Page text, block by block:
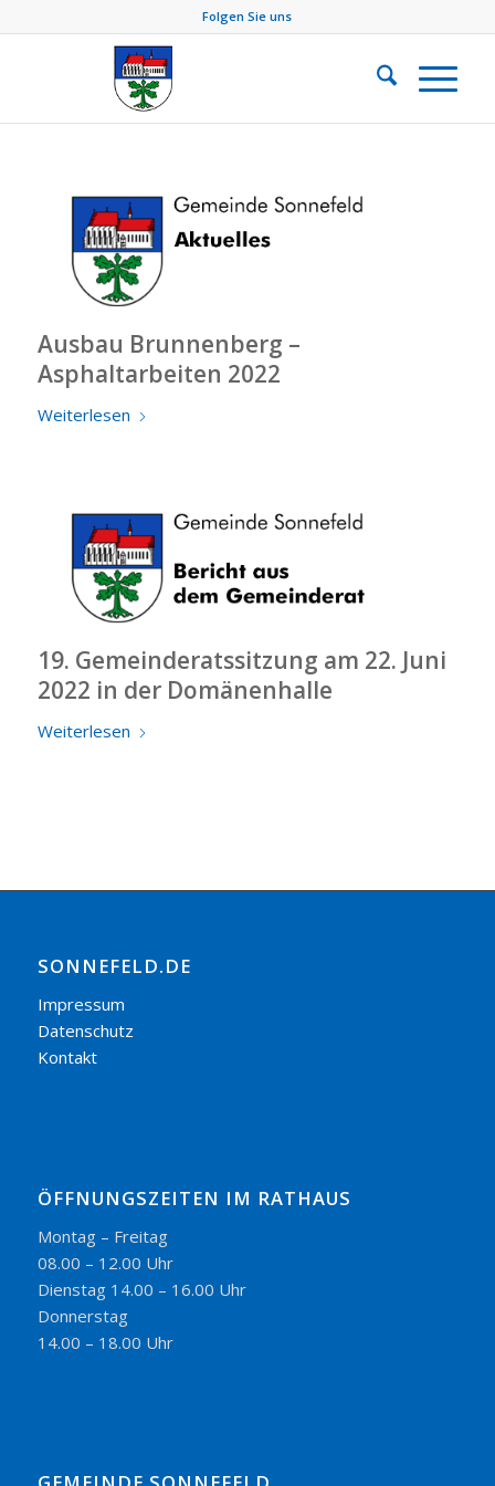
Folgen Sie uns
Ausbau Brunnenberg –
Asphaltarbeiten 2022
Weiterlesen
19. Gemeinderatssitzung am 22. Juni
2022 in der Domänenhalle
Weiterlesen
SONNEFELD.DE
Impressum
Datenschutz
Kontakt
ÖFFNUNGSZEITEN IM RATHAUS
Montag – Freitag
08.00 – 12.00 Uhr
Dienstag 14.00 – 16.00 Uhr
Donnerstag
14.00 – 18.00 Uhr